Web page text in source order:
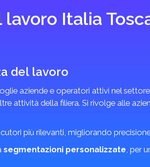
Italia
del lavoro
aziende e operatori attivi nel
attività della filiera. Si rivolge alle
più rilevanti, migliorando
segmentazioni personalizzate, per